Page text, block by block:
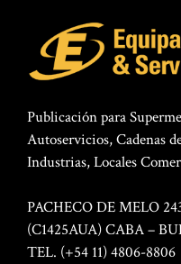
Publicación para
Autoservicios, Cadenas
Industrias, Locales
PACHECO DE MELO
(C1425AUA) CABA –
TEL. (+54 11) 4806-8806